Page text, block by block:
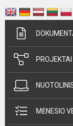
PROJEKTAI
MĖNESIO